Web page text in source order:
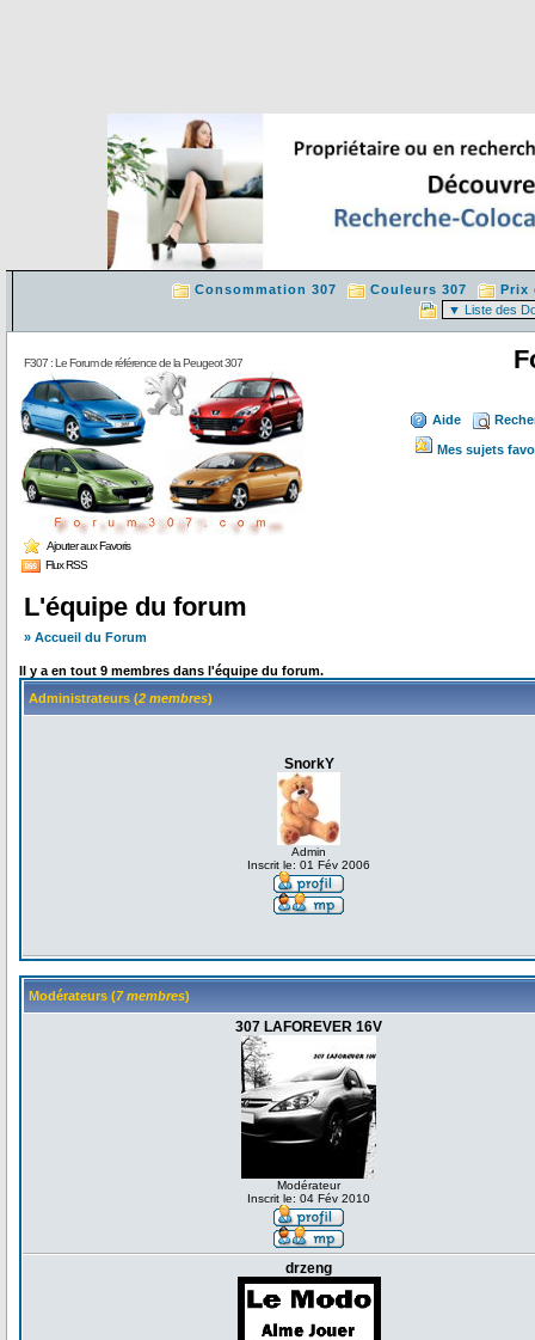
Consommation 307 Couleurs 307 Prix
F307 : Le Forum de référence de la Peugeot 307
Ajouter aux Favoris
Flux RSS
Aide
Mes sujets
L'équipe du forum
» Accueil du Forum
Il y a en tout 9 membres dans l'équipe du forum.
Administrateurs (2 membres)
SnorkY
Admin
Inscrit le: 01 Fév 2006
Modérateurs (7 membres)
307 LAFOREVER 16V
Modérateur
Inscrit le: 04 Fév 2010
drzeng